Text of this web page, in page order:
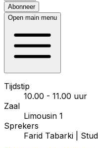
Abonneer
Open main menu
Tijdstip
10.00 - 11.00 uur
Zaal
Limousin 1
Sprekers
Farid Tabarki |